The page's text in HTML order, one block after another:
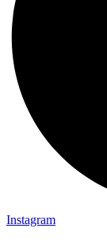
Instagram